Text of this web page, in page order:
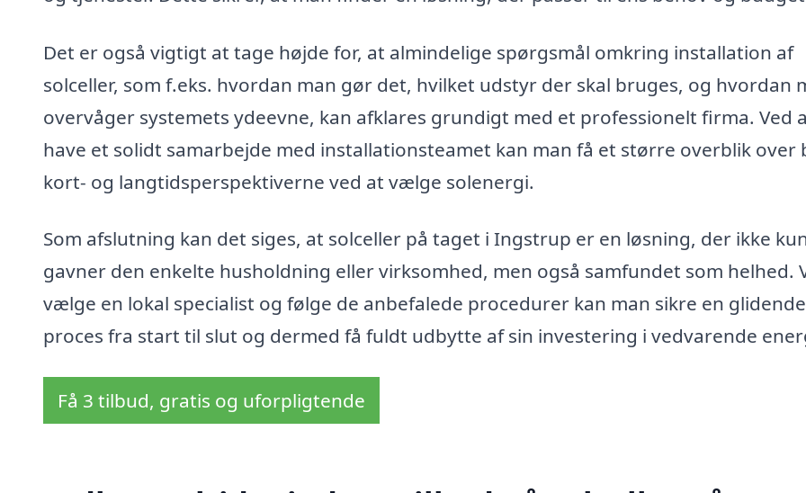
Det er også vigtigt at tage højde for, at almindelige spørgsmål omkring installation af
solceller, som f.eks. hvordan man gør det, hvilket udstyr der skal bruges, og hvordan
overvåger systemets ydeevne, kan afklares grundigt med et professionelt firma. Ved
have et solidt samarbejde med installationsteamet kan man få et større overblik over
kort- og langtidsperspektiverne ved at vælge solenergi.
Som afslutning kan det siges, at solceller på taget i Ingstrup er en løsning, der ikke
gavner den enkelte husholdning eller virksomhed, men også samfundet som helhed.
vælge en lokal specialist og følge de anbefalede procedurer kan man sikre en glidende
proces fra start til slut og dermed få fuldt udbytte af sin investering i vedvarende
Få 3 tilbud, gratis og uforpligtende